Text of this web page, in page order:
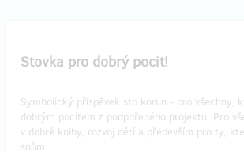
Stovka pro dobrý pocit!
Symbolický příspěvek sto korun - pro všechny,
dobrým pocitem z podpořeného projektu. Pro
v dobré knihy, rozvoj dětí a především pro ty,
snům.